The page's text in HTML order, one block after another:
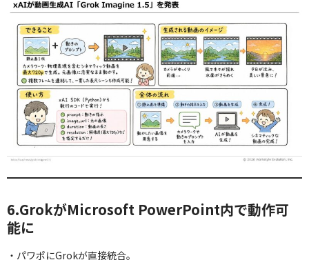
6.GrokがMicrosoft PowerPoint内で動作可
能に
・パワポにGrokが直接統合。